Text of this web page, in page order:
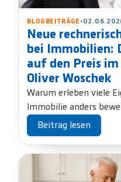
BLOGBEITRÄGE •
Neue
bei Immobilien:
auf den Preis
Oliver Woschek
Warum erleben viele
Immobilie anders
Beitrag lesen